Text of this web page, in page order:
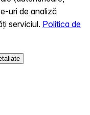
uri de analiză
serviciul. Politica de